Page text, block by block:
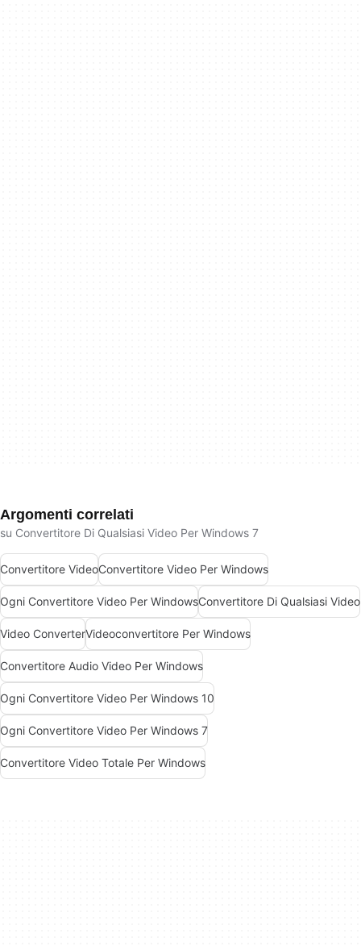
Argomenti correlati
su Convertitore Di Qualsiasi Video Per Windows 7
Convertitore VideoConvertitore Video Per Windows
Ogni Convertitore Video Per WindowsConvertitore Di Qualsiasi Video
Video ConverterVideoconvertitore Per Windows
Convertitore Audio Video Per Windows
Ogni Convertitore Video Per Windows 10
Ogni Convertitore Video Per Windows 7
Convertitore Video Totale Per Windows